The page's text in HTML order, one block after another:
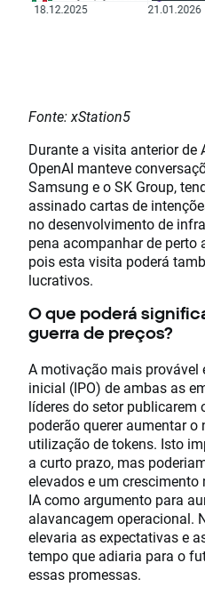
Fonte: xStation5
Durante a visita anterior de
OpenAI manteve
Samsung e o SK Group,
assinado cartas de
no desenvolvimento de
pena acompanhar de perto
pois esta visita poderá
lucrativos.
O que poderá
guerra de preços?
A motivação mais
inicial (IPO) de ambas as
líderes do setor publicarem
poderão querer aumentar o
utilização de tokens. Isto
a curto prazo, mas
elevados e um
IA como argumento para
alavancagem operacional.
elevaria as expectativas e
tempo que adiaria para o
essas promessas.